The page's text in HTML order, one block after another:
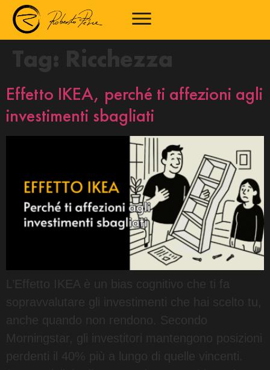
Tag: Ricchezza
Effetto IKEA, perché ti affezioni agli
investimenti sbagliati
L’Effetto IKEA è un bias cognitivo che ti fa
sopravvalutare gli investimenti che hai scelto tu,
anche quando non rendono. Secondo
Morningstar, gli investitori mantengono posizioni
perdenti il 40% più a lungo di quelle vincenti.